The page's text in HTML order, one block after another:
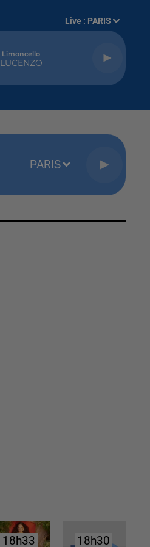
Live : PARIS
Limoncello
LUCENZO
PARIS
18h33
18h33 18h30
18h30